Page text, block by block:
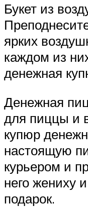
Букет из
ярких
каждом из
денежная
Денежная
для пиццы и
купюр
настоящую
курьером и
него жениху
подарок.